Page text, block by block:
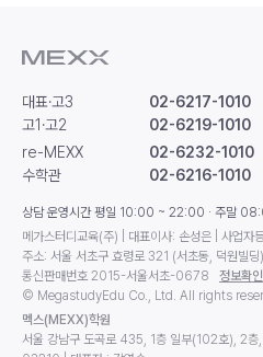
대표·고3
02-6217-1010
고1·고2
02-6219-1010
re-MEXX
02-6232-1010
수학관
02-6216-1010
상담 운영시간 평일 10:00 ~ 22:00 · 주말
메가스터디교육(주) | 대표이사: 손성은 | 사
주소: 서울 서초구 효령로 321 (서초동, 덕원빌딩
통신판매번호 2015-서울서초-0678 정보확인
© MegastudyEdu Co., Ltd. All rights
멕스(MEXX)학원
서울 강남구 도곡로 435, 1층 일부(102호), 2